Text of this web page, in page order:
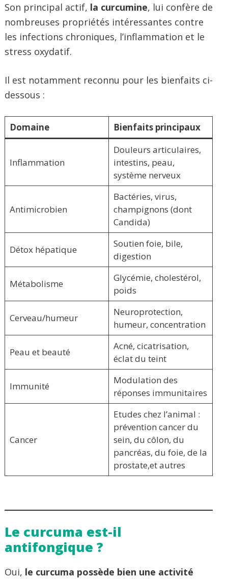
Son principal actif, la curcumine, lui confère de
nombreuses propriétés intéressantes contre
les infections chroniques, l’inflammation et le
stress oxydatif.
Il est notamment reconnu pour les bienfaits ci-
dessous :
Domaine Bienfaits principaux
Inflammation
Douleurs articulaires,
intestins, peau,
système nerveux
Antimicrobien
Bactéries, virus,
champignons (dont
Candida)
Détox hépatique
Soutien foie, bile,
digestion
Métabolisme
Glycémie, cholestérol,
poids
Cerveau/humeur
Neuroprotection,
humeur, concentration
Peau et beauté
Acné, cicatrisation,
éclat du teint
Immunité
Modulation des
réponses immunitaires
Cancer
Etudes chez l’animal :
prévention cancer du
sein, du côlon, du
pancréas, du foie, de la
prostate,et autres
Le curcuma est-il
antifongique ?
Oui, le curcuma possède bien une activité